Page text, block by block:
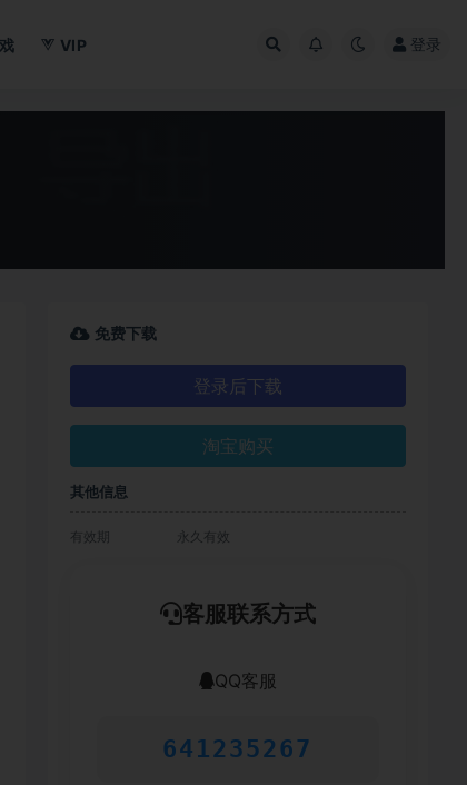
VIP 登录
免费下载
登录后下载
淘宝购买
其他信息
有效期 永久有效
客服联系方式
QQ客服
641235267